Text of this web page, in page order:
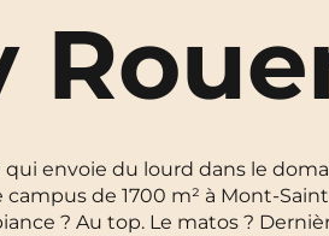
Chambéry
Gradignan
qui envoie du lourd dans le
campus de 1700 m² à Mont-
? Au top. Le matos ?